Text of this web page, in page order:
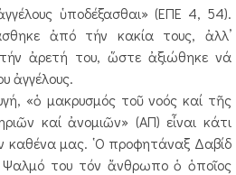
ὑποδέξασθαι» (ΕΠΕ 4, 54).
ἀπό τήν κακία τους, ἀλλ’
ἀρετή του, ὥστε ἀξιώθηκε νά
ἀγγέλους.
«ὁ μακρυσμός τοῦ νοός καί τῆς
καί ἀνομιῶν» (ΑΠ) εἶναι κάτι
καθένα μας. ῾Ο προφητάναξ Δαβίδ
Ψαλμό του τόν ἄνθρωπο ὁ ὁποῖος